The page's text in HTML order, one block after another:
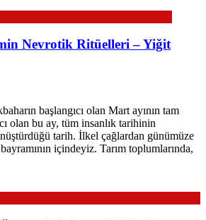
Nevrotik Ritüelleri – Yiğit
başlangıcı olan Mart ayının tam
olan bu ay, tüm insanlık tarihinin
tarih. İlkel çağlardan günümüze
içindeyiz. Tarım toplumlarında,